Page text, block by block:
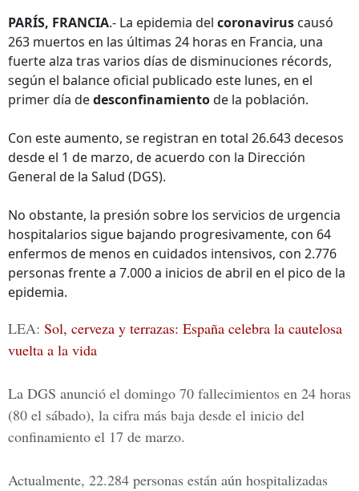
PARÍS, FRANCIA.- La epidemia del coronavirus causó
263 muertos en las últimas 24 horas en Francia, una
fuerte alza tras varios días de disminuciones récords,
según el balance oficial publicado este lunes, en el
primer día dedesconfinamientode la población.
Con este aumento, se registran en total 26.643 decesos
desde el 1 de marzo, de acuerdo con la Dirección
General de la Salud (DGS).
No obstante, la presión sobre los servicios de urgencia
hospitalarios sigue bajando progresivamente, con 64
enfermos de menos en cuidados intensivos, con 2.776
personas frente a 7.000 a inicios de abril en el pico de la
epidemia.
LEA: Sol, cerveza y terrazas: España celebra la cautelosa
vuelta a la vida
La DGS anunció el domingo 70 fallecimientos en 24 horas
(80 el sábado), la cifra más baja desde el inicio del
confinamiento el 17 de marzo.
Actualmente, 22.284 personas están aún hospitalizadas